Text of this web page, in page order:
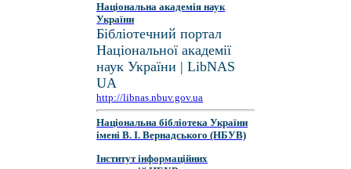
Національна академія наук
України
Бібліотечний портал
Національної академії
наук України | LibNAS
UA
http://libnas.nbuv.gov.ua
Національна бібліотека України
імені В. І. Вернадського (НБУВ)
Інститут інформаційних